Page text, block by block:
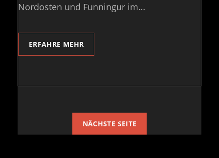
Nordosten und Funningur im…
ERFAHRE MEHR
NÄCHSTE SEITE